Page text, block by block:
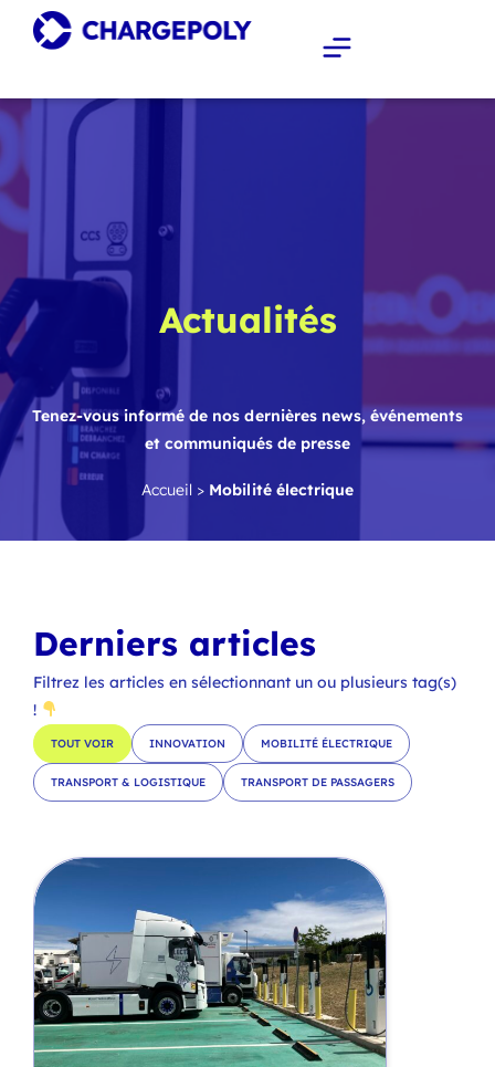
Actualités
Tenez-vous informé de nos dernières news, événements
et communiqués de presse
Accueil > Mobilité électrique
Derniers articles
Filtrez les articles en sélectionnant un ou plusieurs tag(s)
!
INNOVATION MOBILITÉ ÉLECTRIQUE
TRANSPORT & LOGISTIQUE TRANSPORT DE PASSAGERS
TOUT VOIR